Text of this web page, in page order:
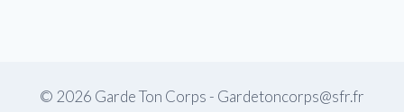
© 2026 Garde Ton Corps - Gardetoncorps@sfr.fr